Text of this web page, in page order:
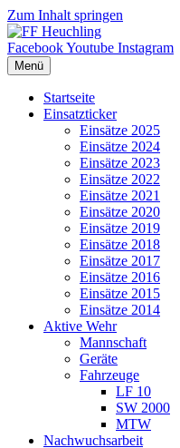
Zum Inhalt springen
FacebookYoutube Instagram
Menü
Startseite
Einsatzticker
Einsätze 2025
Einsätze 2024
Einsätze 2023
Einsätze 2022
Einsätze 2021
Einsätze 2020
Einsätze 2019
Einsätze 2018
Einsätze 2017
Einsätze 2016
Einsätze 2015
Einsätze 2014
Aktive Wehr
Mannschaft
Geräte
Fahrzeuge
LF 10
SW 2000
MTW
Nachwuchsarbeit